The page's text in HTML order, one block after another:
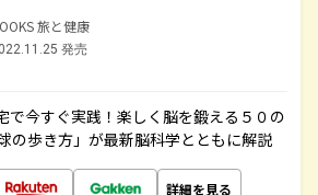
旅と健康
発売
で今すぐ実践！楽しく脳を鍛える５０の
の歩き方」が最新脳科学とともに解説
詳細を見る